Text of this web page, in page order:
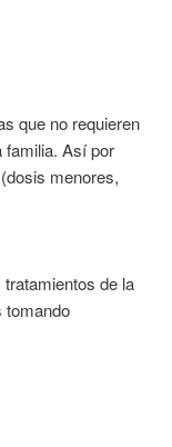
que no requieren
familia. Así por
menores,
de la
tomando